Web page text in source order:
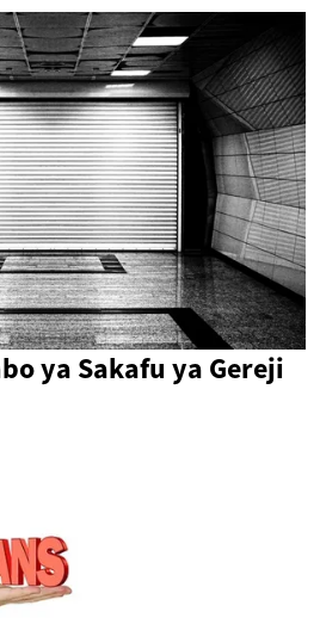
ya Sakafu ya Gereji